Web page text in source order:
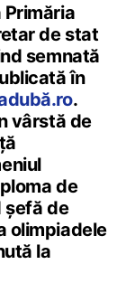
Primăria
de stat
semnată
în
.
vârstă de
de
șefă de
olimpiadele
la